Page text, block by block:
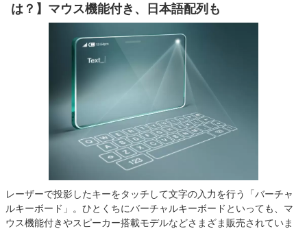
は？】マウス機能付き、日本語配列も
レーザーで投影したキーをタッチして文字の入力を行う「バーチャ
ルキーボード」。ひとくちにバーチャルキーボードといっても、マ
ウス機能付きやスピーカー搭載モデルなどさまざま販売されていま